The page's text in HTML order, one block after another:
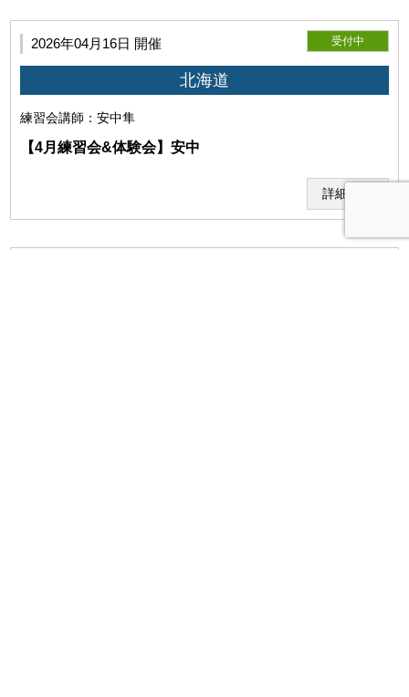
2026年04月16日 開催 受付中
北海道
練習会講師：安中隼
【4月練習会&体験会】安中
詳細